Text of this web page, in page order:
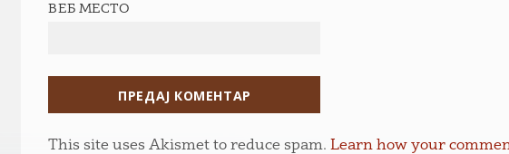
ВЕБ МЕСТО
This site uses Akismet to reduce spam.Learn how your